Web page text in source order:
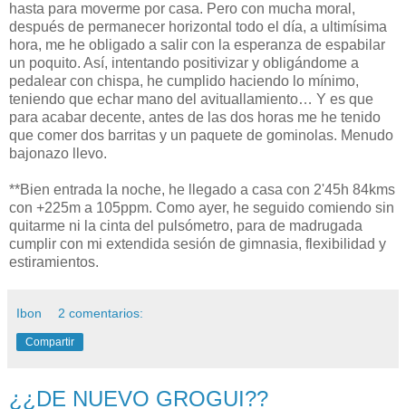
hasta para moverme por casa. Pero con mucha moral,
después de permanecer horizontal todo el día, a ultimísima
hora, me he obligado a salir con la esperanza de espabilar
un poquito. Así, intentando positivizar y obligándome a
pedalear con chispa, he cumplido haciendo lo mínimo,
teniendo que echar mano del avituallamiento… Y es que
para acabar decente, antes de las dos horas me he tenido
que comer dos barritas y un paquete de gominolas. Menudo
bajonazo llevo.
**Bien entrada la noche, he llegado a casa con 2'45h 84kms
con +225m a 105ppm. Como ayer, he seguido comiendo sin
quitarme ni la cinta del pulsómetro, para de madrugada
cumplir con mi extendida sesión de gimnasia, flexibilidad y
estiramientos.
Ibon 2 comentarios:
Compartir
¿¿DE NUEVO GROGUI??